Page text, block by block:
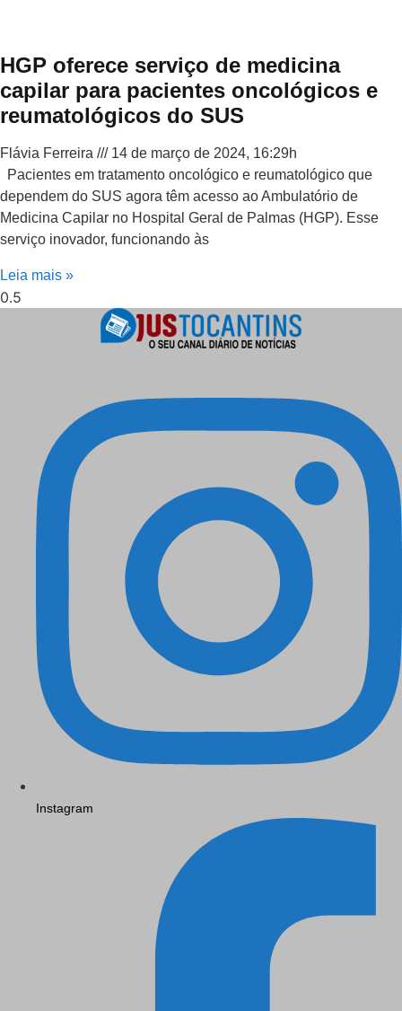
HGP oferece serviço de medicina
capilar para pacientes oncológicos e
reumatológicos do SUS
Flávia Ferreira
14 de março de 2024, 16:29h
Pacientes em tratamento oncológico e reumatológico que
dependem do SUS agora têm acesso ao Ambulatório de
Medicina Capilar no Hospital Geral de Palmas (HGP). Esse
serviço inovador, funcionando às
Leia mais »
Instagram